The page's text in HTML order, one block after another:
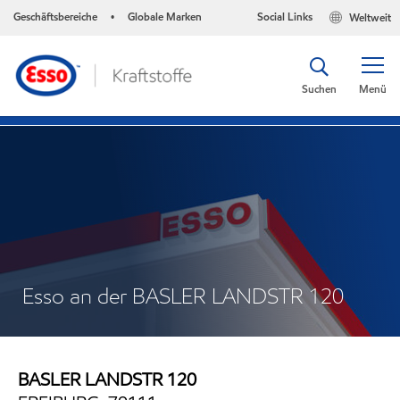
Geschäftsbereiche • Globale Marken Weltweit
Social Links
Menü
Suchen
Esso an der BASLER LANDSTR 120
BASLER LANDSTR 120